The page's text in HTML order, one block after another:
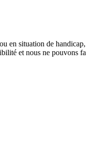
en situation de
et nous ne pouvons